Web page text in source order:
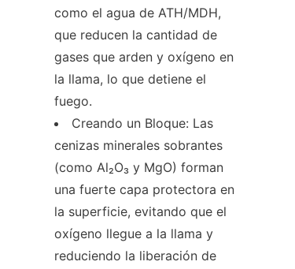
como el agua de ATH/MDH,
que reducen la cantidad de
gases que arden y oxígeno en
la llama, lo que detiene el
fuego.
Creando un Bloque: Las
cenizas minerales sobrantes
(como Al₂O₃ y MgO) forman
una fuerte capa protectora en
la superficie, evitando que el
oxígeno llegue a la llama y
reduciendo la liberación de